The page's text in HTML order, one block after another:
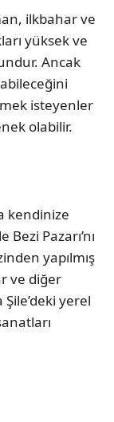
ilkbahar ve
yüksek ve
Ancak
isteyenler
olabilir.
kendinize
Pazarı’nı
yapılmış
ve diğer
yerel